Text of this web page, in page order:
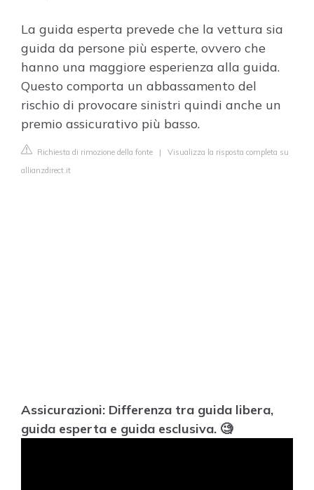
La guida esperta prevede che la vettura sia
guida da persone più esperte, ovvero che
hanno una maggiore esperienza alla guida.
Questo comporta un abbassamento del
rischio di provocare sinistri quindi anche un
premio assicurativo più basso.
Richiesta di rimozione della fonte | Visualizza la risposta completa su
allianzdirect.it
Assicurazioni: Differenza tra guida libera,
guida esperta e guida esclusiva. 🧐